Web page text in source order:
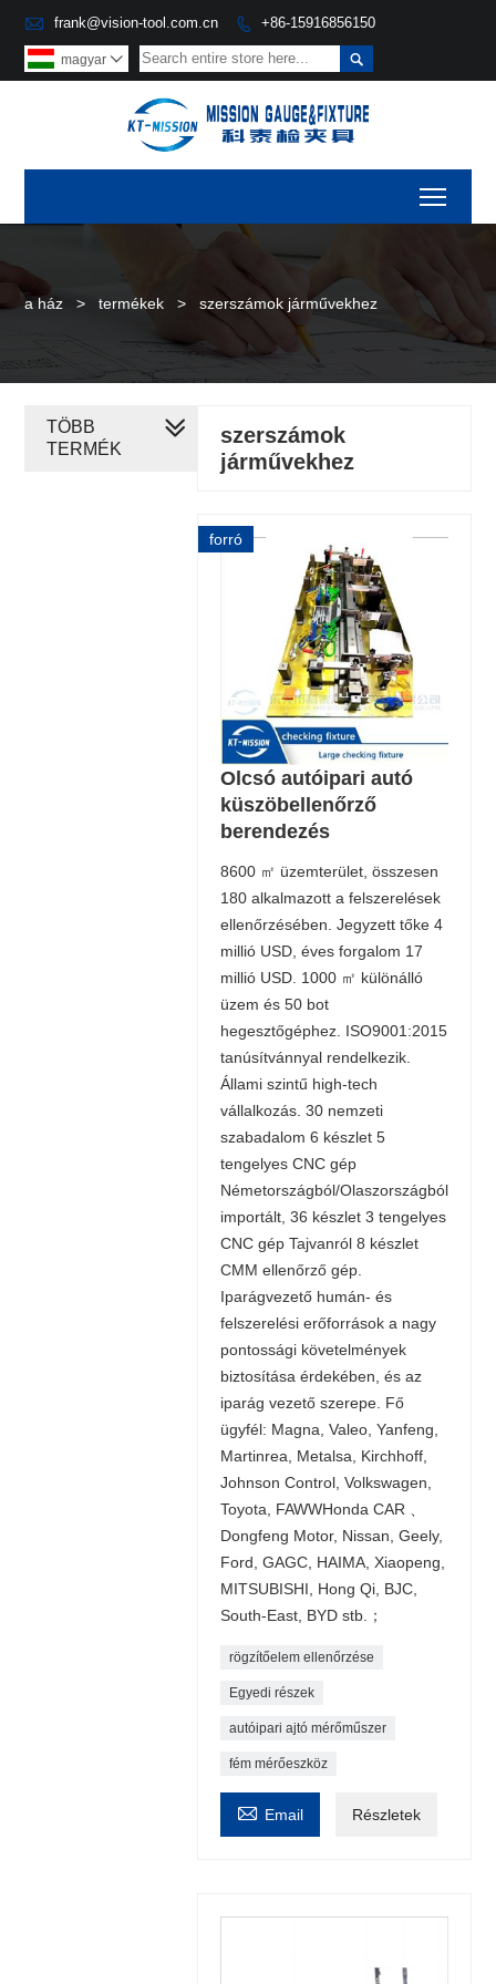
 frank@vision-tool.com.cn  +86-15916856150

magyar 
a ház > termékek > szerszámok járművekhez
szerszámok
járművekhez
forró
Olcsó autóipari autó
küszöbellenőrző
berendezés
8600 ㎡ üzemterület, összesen
180 alkalmazott a felszerelések
ellenőrzésében. Jegyzett tőke 4
millió USD, éves forgalom 17
millió USD. 1000 ㎡ különálló
üzem és 50 bot
hegesztőgéphez. ISO9001:2015
tanúsítvánnyal rendelkezik.
Állami szintű high-tech
vállalkozás. 30 nemzeti
szabadalom 6 készlet 5
tengelyes CNC gép
Németországból/Olaszországból
importált, 36 készlet 3 tengelyes
CNC gép Tajvanról 8 készlet
CMM ellenőrző gép.
Iparágvezető humán- és
felszerelési erőforrások a nagy
pontossági követelmények
biztosítása érdekében, és az
iparág vezető szerepe. Fő
ügyfél: Magna, Valeo, Yanfeng,
Martinrea, Metalsa, Kirchhoff,
Johnson Control, Volkswagen,
Toyota, FAWWHonda CAR 、
Dongfeng Motor, Nissan, Geely,
Ford, GAGC, HAIMA, Xiaopeng,
MITSUBISHI, Hong Qi, BJC,
South-East, BYD stb.；
rögzítőelem ellenőrzése
Egyedi részek
autóipari ajtó mérőműszer
fém mérőeszköz
 Email Részletek
TÖBB
TERMÉK